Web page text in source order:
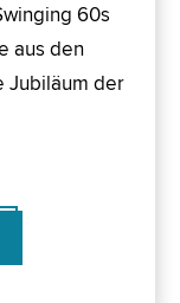
60s
aus den
Jubiläum der